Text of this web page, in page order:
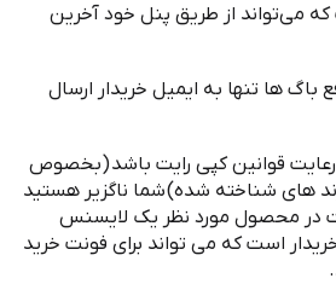
که میتواند از طریق پنل خود آخرین
باگ ها تنها به ایمیل خریدار ارسال
قوانین کپی رایت باشد(بخصوص
های شناخته شده)شما ناگزیر هستید
در محصول مورد نظر یک لایسنس
است که می تواند برای فونت خرید
.